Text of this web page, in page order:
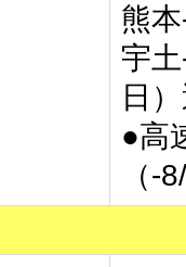
熊
宇
日
●高
（-